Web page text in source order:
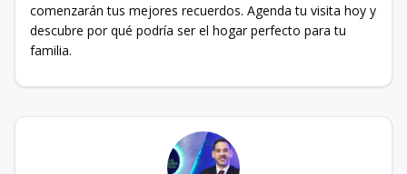
comenzarán tus mejores recuerdos. Agenda tu visita hoy y
descubre por qué podría ser el hogar perfecto para tu
familia.